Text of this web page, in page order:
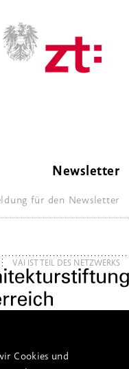
Newsletter
für den Newsletter
VAI IST TEIL DES NETZWERKS
Cookies und